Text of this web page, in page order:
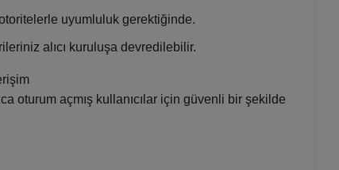
uyumluluk gerektiğinde.
alıcı kuruluşa devredilebilir.
oturum açmış kullanıcılar için güvenli bir şekilde